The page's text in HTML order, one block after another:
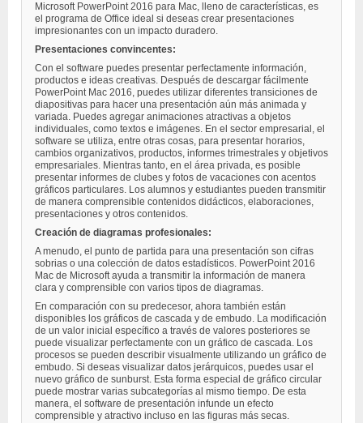
Microsoft PowerPoint 2016 para Mac, lleno de características, es
el programa de Office ideal si deseas crear presentaciones
impresionantes con un impacto duradero.
Presentaciones convincentes:
Con el software puedes presentar perfectamente información,
productos e ideas creativas. Después de descargar fácilmente
PowerPoint Mac 2016, puedes utilizar diferentes transiciones de
diapositivas para hacer una presentación aún más animada y
variada. Puedes agregar animaciones atractivas a objetos
individuales, como textos e imágenes. En el sector empresarial, el
software se utiliza, entre otras cosas, para presentar horarios,
cambios organizativos, productos, informes trimestrales y objetivos
empresariales. Mientras tanto, en el área privada, es posible
presentar informes de clubes y fotos de vacaciones con acentos
gráficos particulares. Los alumnos y estudiantes pueden transmitir
de manera comprensible contenidos didácticos, elaboraciones,
presentaciones y otros contenidos.
Creación de diagramas profesionales:
A menudo, el punto de partida para una presentación son cifras
sobrias o una colección de datos estadísticos. PowerPoint 2016
Mac de Microsoft ayuda a transmitir la información de manera
clara y comprensible con varios tipos de diagramas.
En comparación con su predecesor, ahora también están
disponibles los gráficos de cascada y de embudo. La modificación
de un valor inicial específico a través de valores posteriores se
puede visualizar perfectamente con un gráfico de cascada. Los
procesos se pueden describir visualmente utilizando un gráfico de
embudo. Si deseas visualizar datos jerárquicos, puedes usar el
nuevo gráfico de sunburst. Esta forma especial de gráfico circular
puede mostrar varias subcategorías al mismo tiempo. De esta
manera, el software de presentación infunde un efecto
comprensible y atractivo incluso en las figuras más secas.